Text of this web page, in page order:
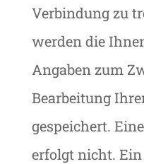
Verbindung zu
werden die
Angaben zum
Bearbeitung
gespeichert.
erfolgt nicht.